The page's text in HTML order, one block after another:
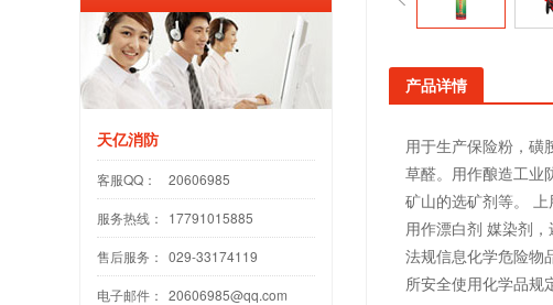
产品详情
用于生产保险粉，磺
草醛。用作酿造工业
矿山的选矿剂等。
用作漂白剂 媒染剂
法规信息化学危险物
所安全使用化学品规
天亿消防
客服QQ： 20606985
服务热线： 17791015885
售后服务： 029-33174119
电子邮件： 20606985@qq.com